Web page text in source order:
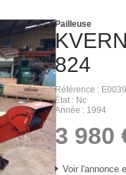
824
Pailleuse
Référence
État
Nc
Année
1994
3 980
Voir l'annonce